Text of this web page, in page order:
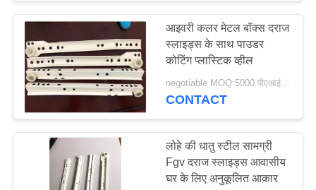
आइवरी कलर मेटल बॉक्स दराज
स्लाइड्स के साथ पाउडर
कोटिंग प्लास्टिक व्हील
negotiable MOQ:5000 पीएआईआर
CONTACT
लोहे की धातु स्टील सामग्री
Fgv दराज स्लाइड्स आवासीय
घर के लिए अनुकूलित आकार